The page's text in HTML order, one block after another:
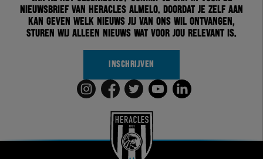
nieuwsbrief van Heracles Almelo. Doordat je zelf aan
kan geven welk nieuws jij van ons wil ontvangen,
sturen wij alleen nieuws wat voor jou relevant is.
INSCHRIJVEN